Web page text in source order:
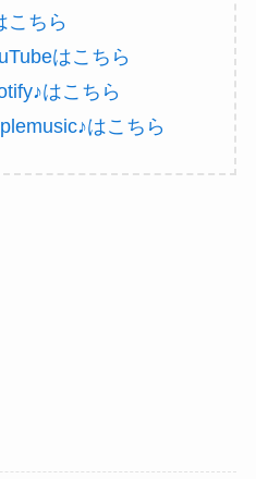
こちら
はこちら
はこちら
はこちら